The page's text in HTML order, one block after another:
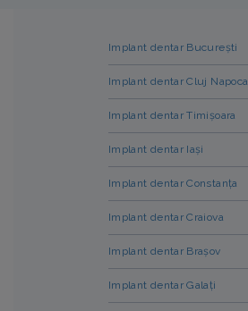
Implant dentar București
Implant dentar Cluj Napoca
Implant dentar Timișoara
Implant dentar Iași
Implant dentar Constanța
Implant dentar Craiova
Implant dentar Brașov
Implant dentar Galați